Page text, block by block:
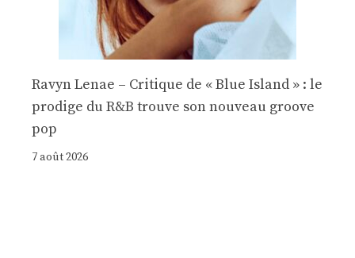
Ravyn Lenae – Critique de « Blue Island » : le
prodige du R&B trouve son nouveau groove
pop
7 août 2026